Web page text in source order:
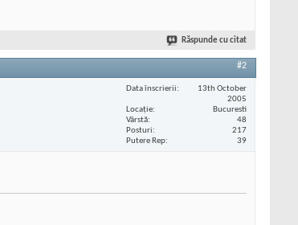
Răspunde cu citat
#2
Data înscrierii
13th October
2005
Locaţie
Bucuresti
Vârstă
48
Posturi
217
Putere Rep
39